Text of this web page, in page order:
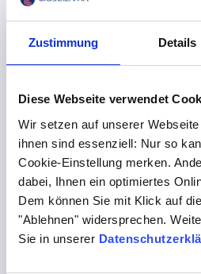
Zustimmung Details
Diese Webseite verwendet
Wir setzen auf unserer
ihnen sind essenziell: Nur so
Cookie-Einstellung merken.
dabei, Ihnen ein optimiertes
Dem können Sie mit Klick auf
"Ablehnen" widersprechen.
Sie in unserer
Newsletter Anmeldung